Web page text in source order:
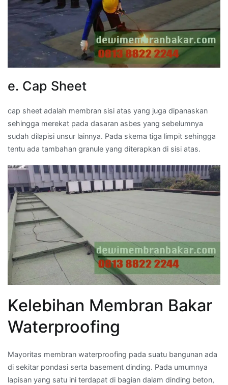
e. Cap Sheet
cap sheet adalah membran sisi atas yang juga dipanaskan
sehingga merekat pada dasaran asbes yang sebelumnya
sudah dilapisi unsur lainnya. Pada skema tiga limpit sehingga
tentu ada tambahan granule yang diterapkan di sisi atas.
Kelebihan Membran Bakar
Waterproofing
Mayoritas membran waterproofing pada suatu bangunan ada
di sekitar pondasi serta basement dinding. Pada umumnya
lapisan yang satu ini terdapat di bagian dalam dinding beton,